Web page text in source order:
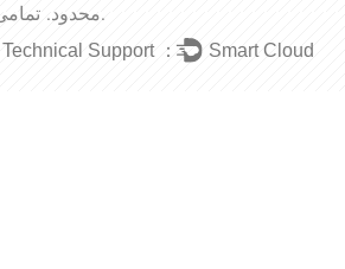
محدود.تمامی حقوق محفوظ است.
Technical Support ： Smart Cloud